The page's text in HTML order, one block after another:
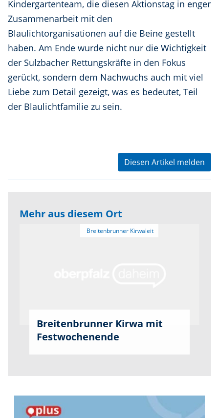
Kindergartenteam, die diesen Aktionstag in enger
Zusammenarbeit mit den
Blaulichtorganisationen auf die Beine gestellt
haben. Am Ende wurde nicht nur die Wichtigkeit
der Sulzbacher Rettungskräfte in den Fokus
gerückt, sondern dem Nachwuchs auch mit viel
Liebe zum Detail gezeigt, was es bedeutet, Teil
der Blaulichtfamilie zu sein.
Diesen Artikel melden
Mehr aus diesem Ort
Breitenbrunner Kirwa mit
Festwochenende